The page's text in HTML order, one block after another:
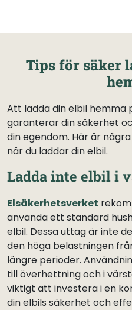
Tips för säker
Att ladda din elbil
garanterar din säkerhet
din egendom. Här är
när du laddar din elbil.
Ladda inte elbil i
Elsäkerhetsverket
använda ett standard
elbil. Dessa uttag är inte
den höga belastningen
längre perioder.
till överhettning och i
viktigt att investera i en
din elbils säkerhet och